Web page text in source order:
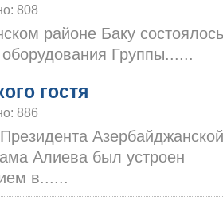
808
районе Баку
оборудования Группы......
гостя
886
Азербайджанской
Алиева был устроен
в......